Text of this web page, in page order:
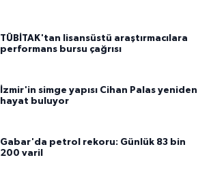
TÜBİTAK'tan lisansüstü araştırmacılara
performans bursu çağrısı
İzmir'in simge yapısı Cihan Palas yeniden
hayat buluyor
Gabar'da petrol rekoru: Günlük 83 bin
200 varil